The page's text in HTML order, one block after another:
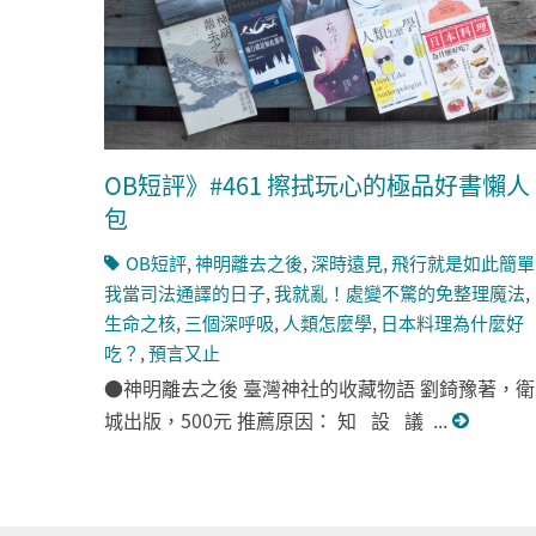
OB短評》#461 擦拭玩心的極品好書懶人
包
OB短評,神明離去之後,深時遠見,飛行就是如此簡單
我當司法通譯的日子,我就亂！處變不驚的免整理魔法,
生命之核, 三個深呼吸, 人類怎麼學, 日本料理為什麼好
吃？ ,預言又止
●神明離去之後 臺灣神社的收藏物語 劉錡豫著，衛
城出版，500元 推薦原因： 知 設 議 ...